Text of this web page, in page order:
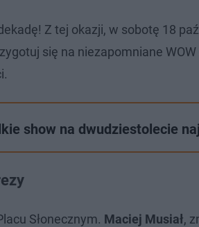
Z tej okazji, w sobotę 18
się na niezapomniane
show na dwudziestolecie
Słonecznym. Maciej Musiał,